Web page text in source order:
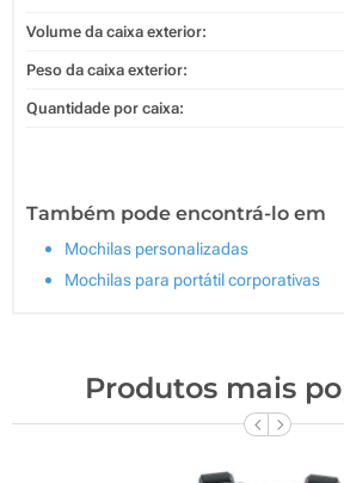
Volume da caixa exterior:
Peso da caixa exterior:
Quantidade por caixa:
Também pode encontrá-lo em
Mochilas personalizadas
Mochilas para portátil corporativas
Produtos mais